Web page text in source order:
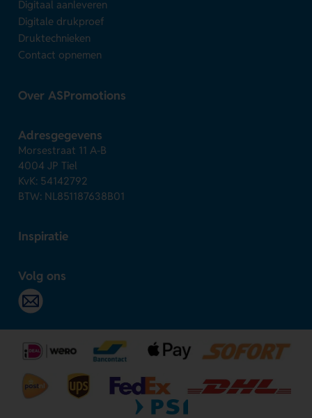
Digitaal aanleveren
Digitale drukproef
Druktechnieken
Contact opnemen
Over ASPromotions
Adresgegevens
Morsestraat 11 A-B
4004 JP Tiel
KvK: 54142792
BTW: NL851187638B01
Inspiratie
Volg ons